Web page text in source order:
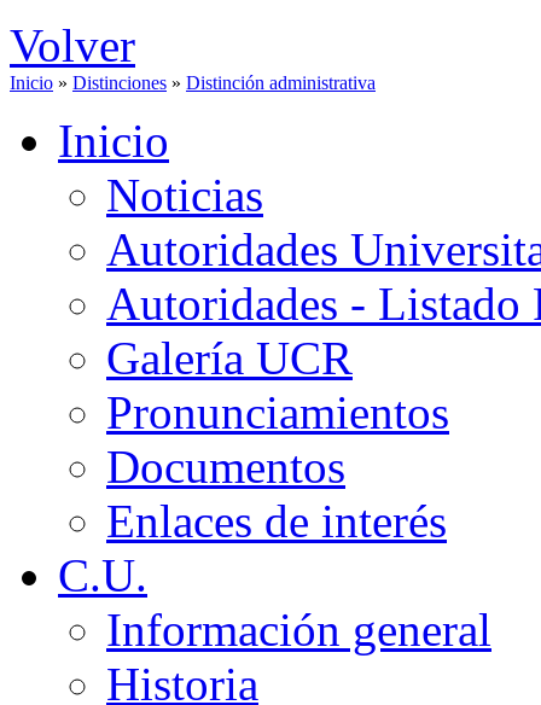
Volver
Inicio » Distinciones » Distinción administrativa
Inicio
Noticias
Autoridades
Autoridades - Listado
Galería UCR
Pronunciamientos
Documentos
Enlaces de interés
C.U.
Información general
Historia